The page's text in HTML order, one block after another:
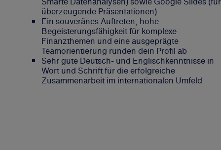
überzeugende Präsentationen)
Ein souveränes Auftreten, hohe
Begeisterungsfähigkeit für komplexe
Finanzthemen und eine ausgeprägte
Teamorientierung runden dein Profil ab
Sehr gute Deutsch- und Englischkenntnisse in
Wort und Schrift für die erfolgreiche
Zusammenarbeit im internationalen Umfeld